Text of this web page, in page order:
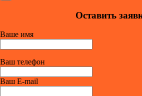
Оставить
Ваше имя
Ваш телефон
Ваш E-mail